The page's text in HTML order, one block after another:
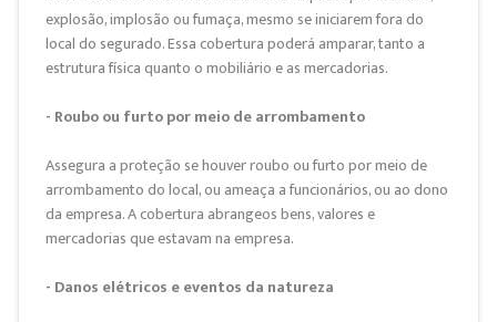
explosão, implosão ou fumaça, mesmo se iniciarem fora do
local do segurado. Essa cobertura poderá amparar, tanto a
estrutura física quanto o mobiliário e as mercadorias.
- Roubo ou furto por meio de arrombamento
Assegura a proteção se houver roubo ou furto por meio de
arrombamento do local, ou ameaça a funcionários, ou ao dono
da empresa. A cobertura abrangeos bens, valores e
mercadorias que estavam na empresa.
- Danos elétricos e eventos da natureza